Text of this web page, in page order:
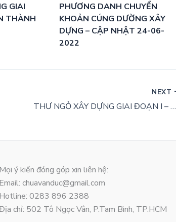
GIAI
THÀNH
PHƯƠNG DANH CHUYỂN
KHOẢN CÚNG DƯỜNG XÂY
DỰNG – CẬP NHẬT 24-06-
2022
NEXT
THƯ NGỎ XÂY DỰNG GIAI ĐOẠN I – CHÙA VẠN THÀNH
Mọi ý kiến đóng góp xin liên hệ:
Email: chuavanduc@gmail.com
Hotline: 0283 896 2388
chỉ: 502 Tô Ngọc Vân, P.Tam Bình, TP.HCM